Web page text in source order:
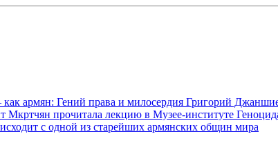
армян: Гений права и милосердия Григорий
Мкртчян прочитала лекцию в Музее-институте
с одной из старейших армянских общин мира